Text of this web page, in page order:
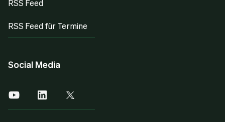
RSS Feed
RSS Feed für Termine
Social Media